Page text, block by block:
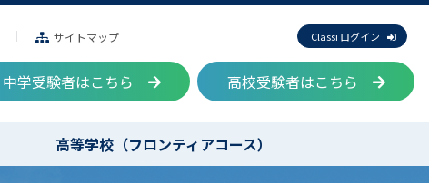
サイトマップ Classi ログイン
中学受験者はこちら 高校受験者はこちら
高等学校（フロンティアコース）